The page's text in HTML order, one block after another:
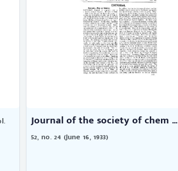
Journal of the society of chem ...
52, no. 24 (June 16, 1933)